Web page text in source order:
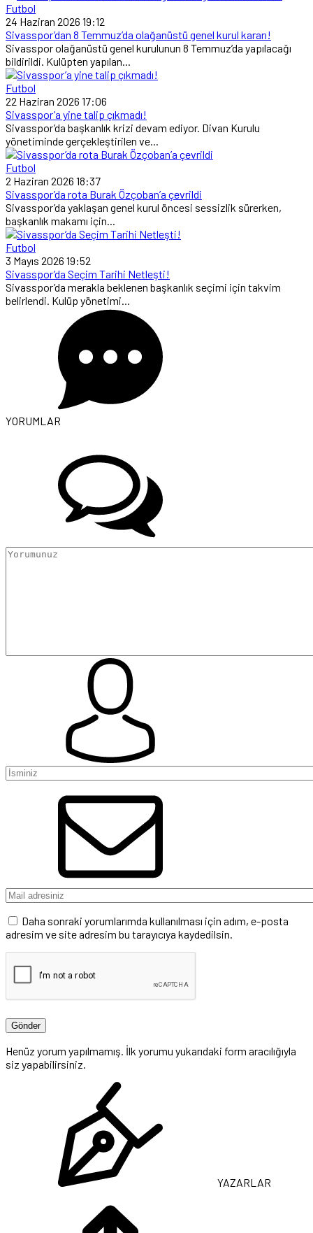
Futbol
24 Haziran 2026 19:12
Sivasspor’dan 8 Temmuz’da olağanüstü genel kurul kararı!
Sivasspor olağanüstü genel kurulunun 8 Temmuz’da yapılacağı
bildirildi. Kulüpten yapılan...
Futbol
22 Haziran 2026 17:06
Sivasspor’a yine talip çıkmadı!
Sivasspor’da başkanlık krizi devam ediyor. Divan Kurulu
yönetiminde gerçekleştirilen ve...
Futbol
2 Haziran 2026 18:37
Sivasspor’da rota Burak Özçoban’a çevrildi
Sivasspor’da yaklaşan genel kurul öncesi sessizlik sürerken,
başkanlık makamı için...
Futbol
3 Mayıs 2026 19:52
Sivasspor’da Seçim Tarihi Netleşti!
Sivasspor’da merakla beklenen başkanlık seçimi için takvim
belirlendi. Kulüp yönetimi...
YORUMLAR
Daha sonraki yorumlarımda kullanılması için adım, e-posta
adresim ve site adresim bu tarayıcıya kaydedilsin.
Henüz yorum yapılmamış. İlk yorumu yukarıdaki form aracılığıyla
siz yapabilirsiniz.
YAZARLAR